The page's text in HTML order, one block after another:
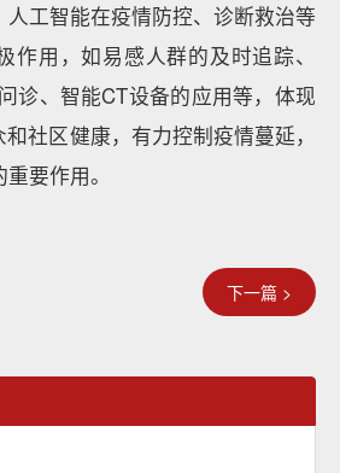
工智能在疫情防控、诊断救治等
作用，如易感人群的及时追踪、
诊、智能CT设备的应用等，体现
社区健康，有力控制疫情蔓延，
要作用。
下一篇 >